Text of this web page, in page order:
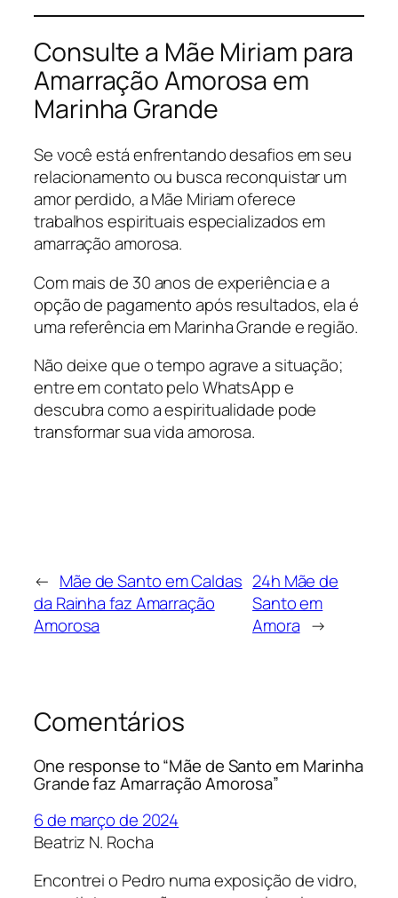
Consulte a Mãe Miriam para
Amarração Amorosa em
Marinha Grande
Se você está enfrentando desafios em seu
relacionamento ou busca reconquistar um
amor perdido, a Mãe Miriam oferece
trabalhos espirituais especializados em
amarração amorosa.
Com mais de 30 anos de experiência e a
opção de pagamento após resultados, ela é
uma referência em Marinha Grande e região.
Não deixe que o tempo agrave a situação;
entre em contato pelo WhatsApp e
descubra como a espiritualidade pode
transformar sua vida amorosa.
← Mãe de Santo em Caldas
da Rainha faz Amarração
Amorosa
24h Mãe de
Santo em
Amora →
Comentários
One response to “Mãe de Santo em Marinha
Grande faz Amarração Amorosa”
6 de março de 2024
Beatriz N. Rocha
Encontrei o Pedro numa exposição de vidro,